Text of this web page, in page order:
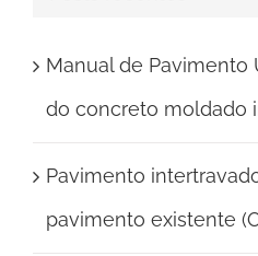
Manual de Pavimento
do concreto moldado
Pavimento
pavimento existente